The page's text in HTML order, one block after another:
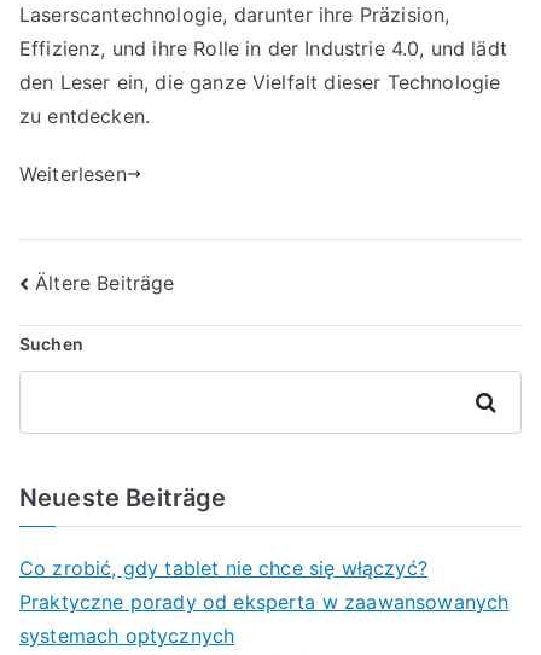
Laserscantechnologie, darunter ihre Präzision,
Effizienz, und ihre Rolle in der Industrie 4.0, und lädt
den Leser ein, die ganze Vielfalt dieser Technologie
zu entdecken.
Weiterlesen
Beitragsnavigation
Ältere Beiträge
Suchen
Suchen
Neueste Beiträge
Co zrobić, gdy tablet nie chce się włączyć?
Praktyczne porady od eksperta w zaawansowanych
systemach optycznych